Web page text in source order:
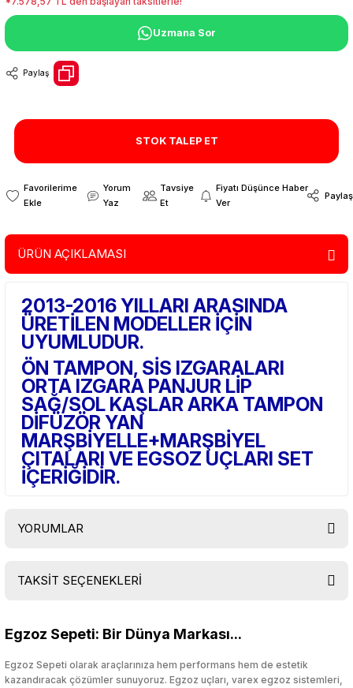
Uzmana Sor
Paylaş
STOK TALEP ET
Yorum
Yaz
Tavsiye
Et
Fiyatı Düşünce Haber
Ver
Paylaş
ÜRÜN AÇIKLAMASI
2013-2016 YILLARI ARASINDA
ÜRETİLEN MODELLER İÇİN
UYUMLUDUR.
ÖN TAMPON, SİS IZGARALARI
ORTA IZGARA PANJUR LİP
SAĞ/SOL KAŞLAR ARKA TAMPON
DİFÜZÖR YAN
MARŞBİYELLE+MARŞBİYEL
ÇITALARI VE EGSOZ UÇLARI SET
İÇERİĞİDİR.
YORUMLAR
TAKSİT SEÇENEKLERİ
Egzoz Sepeti: Bir Dünya Markası...
Egzoz Sepeti olarak araçlarınıza hem performans hem de estetik
kazandıracak çözümler sunuyoruz. Egzoz uçları, varex egzoz sistemleri,